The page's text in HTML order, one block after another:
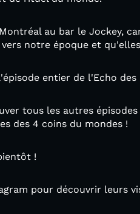
au bar le Jockey,
notre époque et
entier de l'Echo des
tous les autres
des 4 coins du mondes !
!
pour découvrir leurs